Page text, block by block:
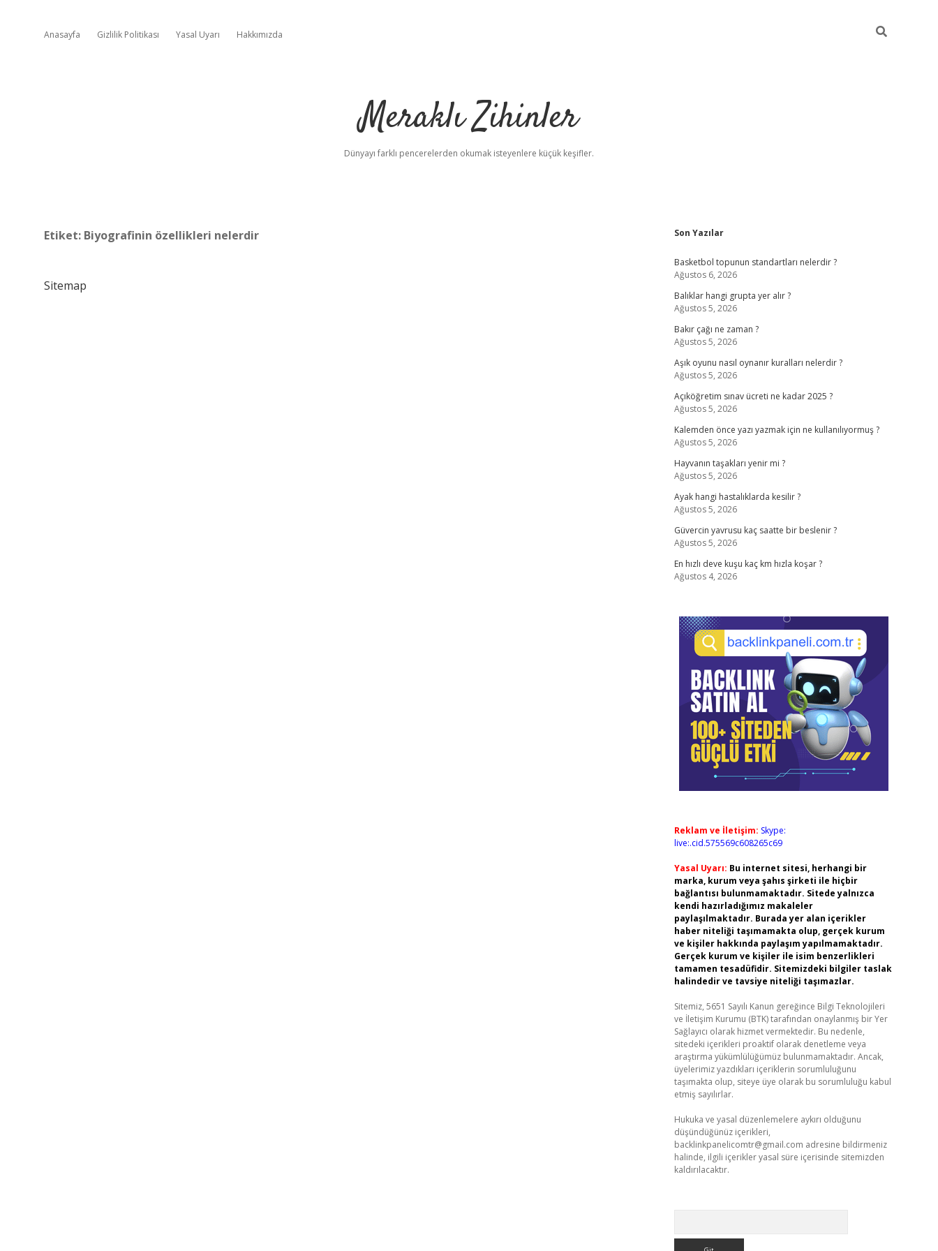
Anasayfa Gizlilik Politikası Yasal Uyarı Hakkımızda
Meraklı Zihinler
Dünyayı farklı pencerelerden okumak isteyenlere küçük keşifler.
Etiket: Biyografinin özellikleri nelerdir
Sitemap
Sidebar
Son Yazılar
Basketbol topunun standartları nelerdir ?
Ağustos 6, 2026
Balıklar hangi grupta yer alır ?
Ağustos 5, 2026
Bakır çağı ne zaman ?
Ağustos 5, 2026
Aşık oyunu nasıl oynanır kuralları nelerdir ?
Ağustos 5, 2026
Açıköğretim sınav ücreti ne kadar 2025 ?
Ağustos 5, 2026
Kalemden önce yazı yazmak için ne kullanılıyormuş ?
Ağustos 5, 2026
Hayvanın taşakları yenir mi ?
Ağustos 5, 2026
Ayak hangi hastalıklarda kesilir ?
Ağustos 5, 2026
Güvercin yavrusu kaç saatte bir beslenir ?
Ağustos 5, 2026
En hızlı deve kuşu kaç km hızla koşar ?
Ağustos 4, 2026
Reklam ve İletişim: Skype:
live:.cid.575569c608265c69
Yasal Uyarı: Bu internet sitesi, herhangi bir
marka, kurum veya şahıs şirketi ile hiçbir
bağlantısı bulunmamaktadır. Sitede yalnızca
kendi hazırladığımız makaleler
paylaşılmaktadır. Burada yer alan içerikler
haber niteliği taşımamakta olup, gerçek kurum
ve kişiler hakkında paylaşım yapılmamaktadır.
Gerçek kurum ve kişiler ile isim benzerlikleri
tamamen tesadüfidir. Sitemizdeki bilgiler taslak
halindedir ve tavsiye niteliği taşımazlar.
Sitemiz, 5651 Sayılı Kanun gereğince Bilgi Teknolojileri
ve İletişim Kurumu (BTK) tarafından onaylanmış bir Yer
Sağlayıcı olarak hizmet vermektedir. Bu nedenle,
sitedeki içerikleri proaktif olarak denetleme veya
araştırma yükümlülüğümüz bulunmamaktadır. Ancak,
üyelerimiz yazdıkları içeriklerin sorumluluğunu
taşımakta olup, siteye üye olarak bu sorumluluğu kabul
etmiş sayılırlar.
Hukuka ve yasal düzenlemelere aykırı olduğunu
düşündüğünüz içerikleri,
backlinkpanelicomtr@gmail.com adresine bildirmeniz
halinde, ilgili içerikler yasal süre içerisinde sitemizden
kaldırılacaktır.